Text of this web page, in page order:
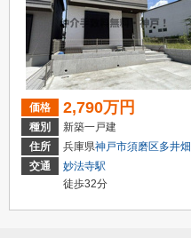
価格 2,790万円
種別
新築一戸建
住所
兵庫県神戸市須磨区多井畑
交通
妙法寺駅
徒歩32分